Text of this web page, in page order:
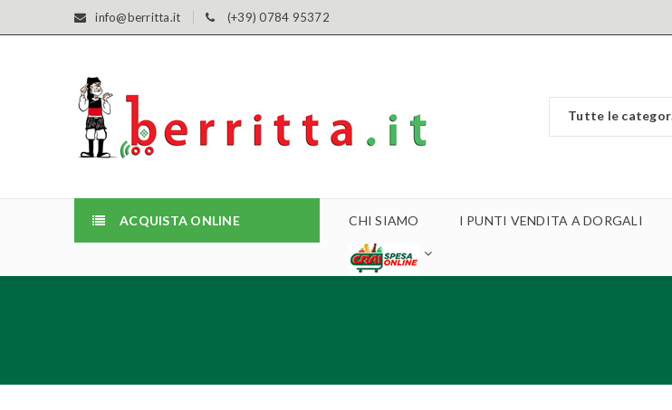
info@berritta.it (+39) 0784 95372
Tutte le categorie
ACQUISTA ONLINE CHI SIAMO I PUNTI VENDITA A DORGALI